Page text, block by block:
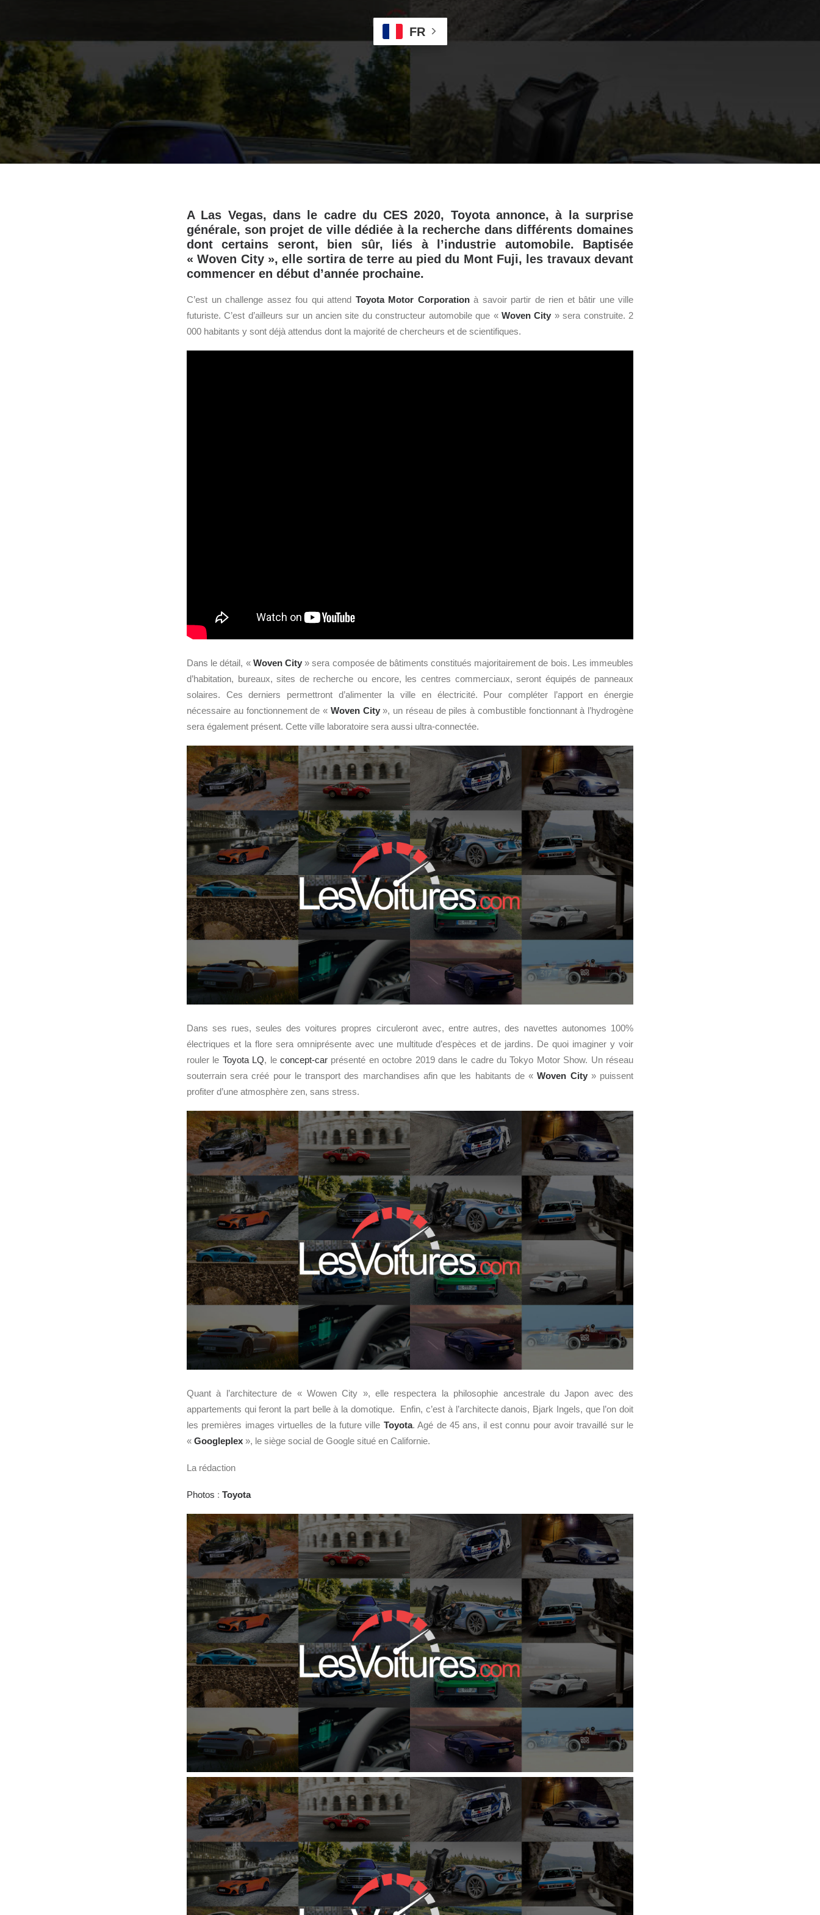
FR
A Las Vegas, dans le cadre du CES 2020, Toyota annonce, à la surprise
générale, son projet de ville dédiée à la recherche dans différents domaines
dont certains seront, bien sûr, liés à l’industrie automobile. Baptisée
« Woven City », elle sortira de terre au pied du Mont Fuji, les travaux devant
commencer en début d’année prochaine.
C’est un challenge assez fou qui attend ToyotaMotor Corporationà savoir partir de rien et bâtir une ville
futuriste. C’est d’ailleurs sur un ancien site du constructeur automobile que « Woven City » sera construite. 2
000 habitants y sont déjà attendus dont la majorité de chercheurs et de scientifiques.
Dans le détail, « Woven City» sera composée de bâtiments constitués majoritairement de bois. Les immeubles
d’habitation, bureaux, sites de recherche ou encore, les centres commerciaux, seront équipés de panneaux
solaires. Ces derniers permettront d’alimenter la ville en électricité. Pour compléter l’apport en énergie
nécessaire au fonctionnement de « Woven City», un réseau de piles à combustible fonctionnant à l’hydrogène
sera également présent. Cette ville laboratoire sera aussi ultra-connectée.
Dans ses rues, seules des voitures propres circuleront avec, entre autres, des navettes autonomes 100%
électriques et la flore sera omniprésente avec une multitude d’espèces et de jardins. De quoi imaginer y voir
rouler le Toyota LQ, le concept-carprésenté en octobre 2019 dans le cadre du Tokyo Motor Show. Un réseau
souterrain sera créé pour le transport des marchandises afin que les habitants de «Woven City» puissent
profiter d’une atmosphère zen, sans stress.
Quant à l’architecture de « Wowen City », elle respectera la philosophie ancestrale du Japon avec des
appartements qui feront la part belle à la domotique. Enfin, c’est à l’architecte danois, Bjark Ingels, que l’on doit
les premières images virtuelles de la future ville Toyota. Agé de 45 ans, il est connu pour avoir travaillé sur le
« Googleplex », le siège social de Google situé en Californie.
La rédaction
Photos : Toyota